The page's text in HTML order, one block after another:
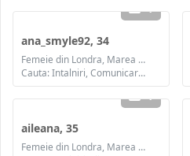
1
ana_smyle92, 34
Femeie din Londra, Marea Britanie
Cauta: Intalniri, Comunicare / chat, Casatorie
1
aileana, 35
Femeie din Londra, Marea Britanie